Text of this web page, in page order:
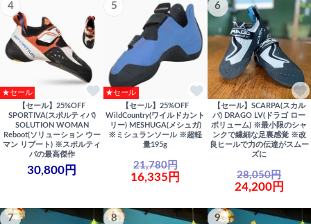
4
★セール
【セール】25%OFF
SPORTIVA(スポルティバ)
SOLUTION WOMAN
Reboot(ソリューション ウー
マン リブート) ※スポルティ
バの最高傑作
30,800円
5
★セール
【セール】25%OFF
WildCountry(ワイルドカント
リー) MESHUGA(メシュガ)
※ミシュランソール ※超軽
量195g
21,780円
16,335円
6
【セール】SCARPA(スカル
パ) DRAGO LV(ドラゴ ロー
ボリューム) ※最小限のシャ
ンクで繊細な足裏感覚 ※改
良ヒールで力の伝達がスムー
ズに
28,050円
24,200円
7 8 9